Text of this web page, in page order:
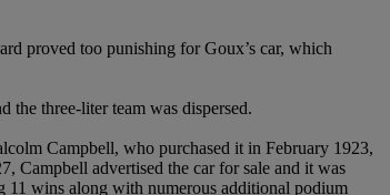
proved too punishing for Goux’s car, which
the three-liter team was dispersed.
Campbell, who purchased it in February 1923,
Campbell advertised the car for sale and it was
11 wins along with numerous additional podium